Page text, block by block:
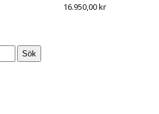
16.950,00kr
Sök